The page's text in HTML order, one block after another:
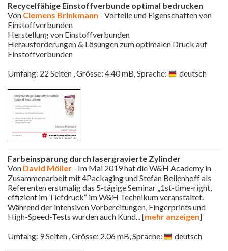
Recycelfähige Einstoffverbunde optimal bedrucken
Von Clemens Brinkmann - Vorteile und Eigenschaften von
Einstoffverbunden
Herstellung von Einstoffverbunden
Herausforderungen & Lösungen zum optimalen Druck auf
Einstoffverbunden
Umfang: 22 Seiten , Grösse: 4.40 mB, Sprache:
deutsch
Farbeinsparung durch lasergravierte Zylinder
Von David Möller - Im Mai 2019 hat die W&H Academy in
Zusammenarbeit mit 4Packaging und Stefan Beilenhoff als
Referenten erstmalig das 5-tägige Seminar „1st-time-right,
effizient im Tiefdruck“ im W&H Technikum veranstaltet.
Während der intensiven Vorbereitungen, Fingerprints und
High-Speed-Tests wurden auch Kund... [mehr anzeigen]
Umfang: 9 Seiten , Grösse: 2.06 mB, Sprache:
deutsch